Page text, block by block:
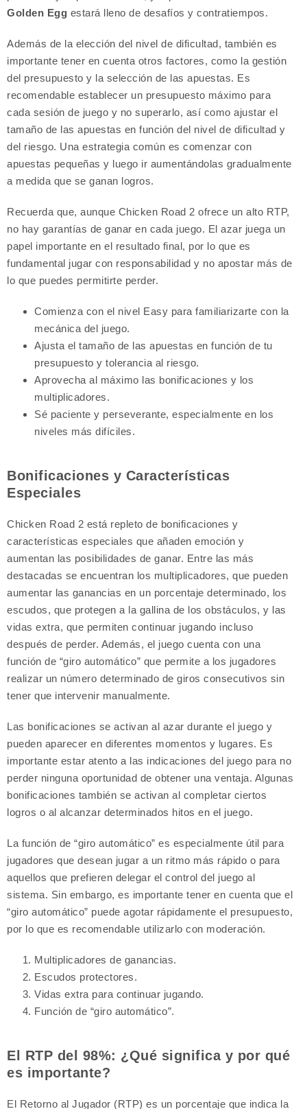
Golden Egg estará lleno de desafíos y contratiempos.
Además de la elección del nivel de dificultad, también es
importante tener en cuenta otros factores, como la gestión
del presupuesto y la selección de las apuestas. Es
recomendable establecer un presupuesto máximo para
cada sesión de juego y no superarlo, así como ajustar el
tamaño de las apuestas en función del nivel de dificultad y
del riesgo. Una estrategia común es comenzar con
apuestas pequeñas y luego ir aumentándolas gradualmente
a medida que se ganan logros.
Recuerda que, aunque Chicken Road 2 ofrece un alto RTP,
no hay garantías de ganar en cada juego. El azar juega un
papel importante en el resultado final, por lo que es
fundamental jugar con responsabilidad y no apostar más de
lo que puedes permitirte perder.
Comienza con el nivel Easy para familiarizarte con la
mecánica del juego.
Ajusta el tamaño de las apuestas en función de tu
presupuesto y tolerancia al riesgo.
Aprovecha al máximo las bonificaciones y los
multiplicadores.
Sé paciente y perseverante, especialmente en los
niveles más difíciles.
Bonificaciones y Características
Especiales
Chicken Road 2 está repleto de bonificaciones y
características especiales que añaden emoción y
aumentan las posibilidades de ganar. Entre las más
destacadas se encuentran los multiplicadores, que pueden
aumentar las ganancias en un porcentaje determinado, los
escudos, que protegen a la gallina de los obstáculos, y las
vidas extra, que permiten continuar jugando incluso
después de perder. Además, el juego cuenta con una
función de “giro automático” que permite a los jugadores
realizar un número determinado de giros consecutivos sin
tener que intervenir manualmente.
Las bonificaciones se activan al azar durante el juego y
pueden aparecer en diferentes momentos y lugares. Es
importante estar atento a las indicaciones del juego para no
perder ninguna oportunidad de obtener una ventaja. Algunas
bonificaciones también se activan al completar ciertos
logros o al alcanzar determinados hitos en el juego.
La función de “giro automático” es especialmente útil para
jugadores que desean jugar a un ritmo más rápido o para
aquellos que prefieren delegar el control del juego al
sistema. Sin embargo, es importante tener en cuenta que el
“giro automático” puede agotar rápidamente el presupuesto,
por lo que es recomendable utilizarlo con moderación.
Multiplicadores de ganancias.
Escudos protectores.
Vidas extra para continuar jugando.
Función de “giro automático”.
El RTP del 98%: ¿Qué significa y por qué
es importante?
El Retorno al Jugador (RTP) es un porcentaje que indica la